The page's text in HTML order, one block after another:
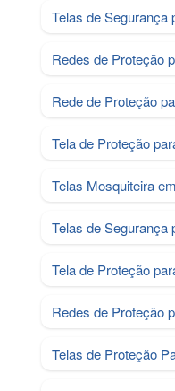
Telas de Segurança
Redes de Proteção
Rede de Proteção
Tela de Proteção
Telas Mosquiteira
Telas de Segurança
Tela de Proteção
Redes de Proteção
Telas de Proteção